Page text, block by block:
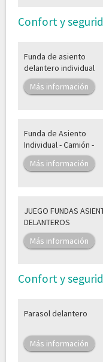
Confort y
Funda de asiento
delantero individual
Más información
Funda de Asiento
Individual - Camión -
Más información
JUEGO FUNDAS
DELANTEROS
Más información
Confort y
Parasol delantero
Más información